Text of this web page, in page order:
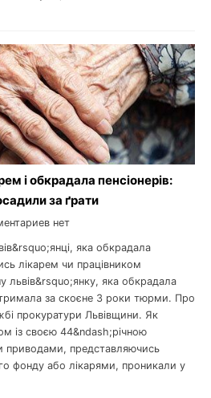
і обкрадала пенсіонерів:
за ґрати
нет
яка обкрадала
лікарем чи працівником
львів&rsquo;янку, яка обкрадала
за скоєне 3 роки тюрми. Про
прокуратури Львівщини. Як
із своєю 44&ndash;річною
приводами, представляючись
фонду або лікарями, проникали у